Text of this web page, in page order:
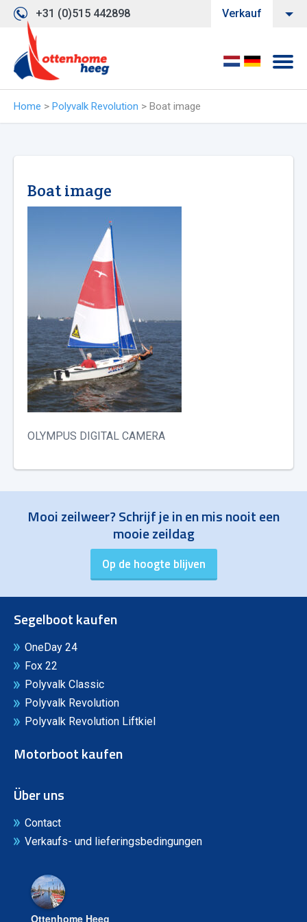
+31 (0)515 442898 Verkauf
Home > Polyvalk Revolution > Boat image
Boat image
OLYMPUS DIGITAL CAMERA
Mooi zeilweer? Schrijf je in en mis nooit een
mooie zeildag
Segelboot kaufen
OneDay 24
Fox 22
Polyvalk Classic
Polyvalk Revolution
Polyvalk Revolution Liftkiel
Motorboot kaufen
Über uns
Contact
Verkaufs- und lieferingsbedingungen
Ottenhome Heeg